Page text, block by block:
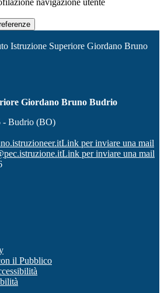
navigazione utente
Istruzione Superiore Giordano Bruno
Giordano Bruno Budrio
- Budrio (BO)
Link per inviare una mail
Link per inviare una mail
il Pubblico